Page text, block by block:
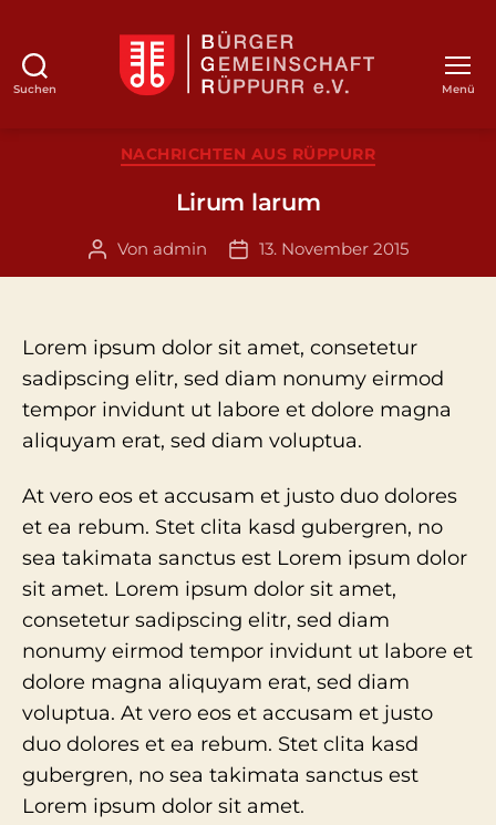
Suchen Menü
Kategorien
NACHRICHTEN AUS RÜPPURR
Lirum larum
Beitragsautor
Von admin Veröffentlichungsdatum
13. November 2015
Lorem ipsum dolor sit amet, consetetur
sadipscing elitr, sed diam nonumy eirmod
tempor invidunt ut labore et dolore magna
aliquyam erat, sed diam voluptua.
At vero eos et accusam et justo duo dolores
et ea rebum. Stet clita kasd gubergren, no
sea takimata sanctus est Lorem ipsum dolor
sit amet. Lorem ipsum dolor sit amet,
consetetur sadipscing elitr, sed diam
nonumy eirmod tempor invidunt ut labore et
dolore magna aliquyam erat, sed diam
voluptua. At vero eos et accusam et justo
duo dolores et ea rebum. Stet clita kasd
gubergren, no sea takimata sanctus est
Lorem ipsum dolor sit amet.